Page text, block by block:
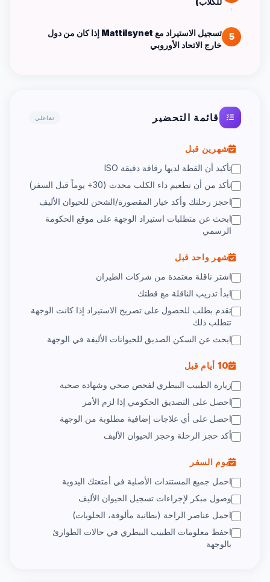
5
تسجيل الاستيراد مع Mattilsynet إذا كان من دول
خارج الاتحاد الأوروبي
قائمة التحضير تفاعلي
شهرين قبل
تأكيد أن القطة لديها رقاقة دقيقة ISO
تأكد من أن تطعيم داء الكلب محدث (30+ يوماً قبل السفر)
احجز رحلتك وأكد خيار المقصورة/الشحن للحيوان الأليف
ابحث عن متطلبات استيراد الوجهة على موقع الحكومة
الرسمي
شهر واحد قبل
اشتر ناقلة معتمدة من شركات الطيران
ابدأ تدريب الناقلة مع قطتك
تقدم بطلب للحصول على تصريح الاستيراد إذا كانت الوجهة
تتطلب ذلك
ابحث عن السكن الصديق للحيوانات الأليفة في الوجهة
10 أيام قبل
زيارة الطبيب البيطري لفحص صحي وشهادة صحية
احصل على التصديق الحكومي إذا لزم الأمر
احصل على أي علاجات إضافية مطلوبة من الوجهة
أكد حجز الرحلة وحجز الحيوان الأليف
يوم السفر
احمل جميع المستندات الأصلية في أمتعتك اليدوية
وصول مبكر لإجراءات تسجيل الحيوان الأليف
احمل عناصر الراحة (بطانية مألوفة، الحلويات)
احفظ معلومات الطبيب البيطري في حالات الطوارئ
بالوجهة